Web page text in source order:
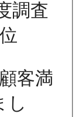
客満
し